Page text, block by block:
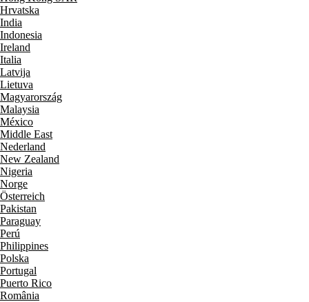
Hrvatska
India
Indonesia
Ireland
Italia
Latvija
Lietuva
Magyarország
Malaysia
México
Middle East
Nederland
New Zealand
Nigeria
Norge
Österreich
Pakistan
Paraguay
Perú
Philippines
Polska
Portugal
Puerto Rico
România